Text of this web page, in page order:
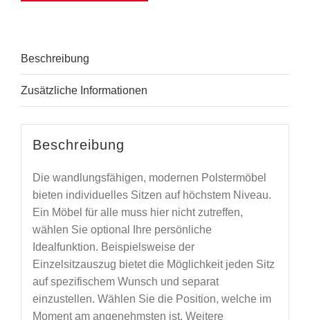
Beschreibung
Zusätzliche Informationen
Beschreibung
Die wandlungsfähigen, modernen Polstermöbel
bieten individuelles Sitzen auf höchstem Niveau.
Ein Möbel für alle muss hier nicht zutreffen,
wählen Sie optional Ihre persönliche
Idealfunktion. Beispielsweise der
Einzelsitzauszug bietet die Möglichkeit jeden Sitz
auf spezifischem Wunsch und separat
einzustellen. Wählen Sie die Position, welche im
Moment am angenehmsten ist. Weitere